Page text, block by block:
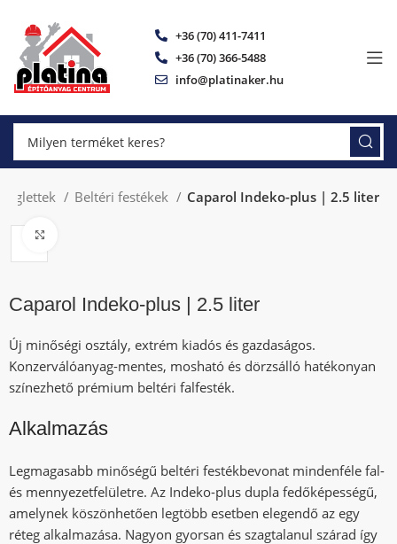
+36 (70) 411-7411
+36 (70) 366-5488
info@platinaker.hu
glettek Beltéri festékek Caparol Indeko-plus | 2.5 liter
Caparol Indeko-plus | 2.5 liter
Új minőségi osztály, extrém kiadós és gazdaságos.
Konzerválóanyag-mentes, mosható és dörzsálló hatékonyan
színezhető prémium beltéri falfesték.
Alkalmazás
Legmagasabb minőségű beltéri festékbevonat mindenféle fal-
és mennyezetfelületre. Az Indeko-plus dupla fedőképességű,
amelynek köszönhetően legtöbb esetben elegendő az egy
réteg alkalmazása. Nagyon gyorsan és szagtalanul szárad így